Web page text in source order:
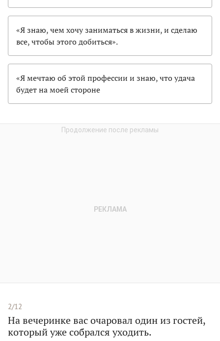
«Я знаю, чем хочу заниматься в жизни, и сделаю
все, чтобы этого добиться».
«Я мечтаю об этой профессии и знаю, что удача
будет на моей стороне
2/12
На вечеринке вас очаровал один из гостей,
который уже собрался уходить.